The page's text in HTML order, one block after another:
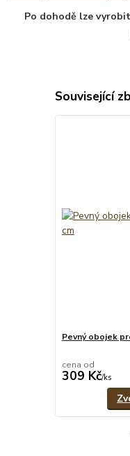
Po dohodě lze
Související
Pevný obojek
cena od
309 Kč/ks